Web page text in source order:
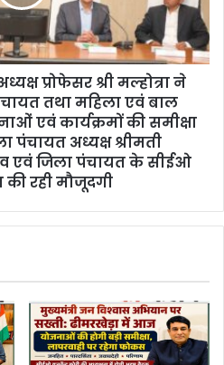
प्रोफेसर श्री मल्होत्रा ने
तथा महिला एवं बाल
एवं कार्यक्रमों की समीक्षा
पंचायत अध्यक्ष श्रीमती
एवं जिला पंचायत के सीईओ
की रही मौजूदगी